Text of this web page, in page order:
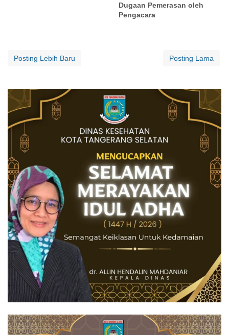
Dugaan Pemerasan oleh
Pengacara
Posting Lebih Baru Posting Lama